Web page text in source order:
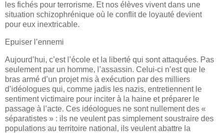
les fichés pour terrorisme. Et nos élèves vivent dans une
situation schizophrénique où le conflit de loyauté devient
pour eux inextricable.
Epuiser l’ennemi
Aujourd’hui, c’est l’école et la liberté qui sont attaquées. Pas
seulement par un homme, l’assassin. Celui-ci n’est que le
bras armé d’un projet mis à exécution par des milliers
d’idéologues qui, comme jadis les nazis, entretiennent le
sentiment victimaire pour inciter à la haine et préparer le
passage à l’acte. Ces idéologues ne sont nullement des «
séparatistes » : ils ne veulent pas simplement soustraire des
populations au territoire national, ils veulent abattre la